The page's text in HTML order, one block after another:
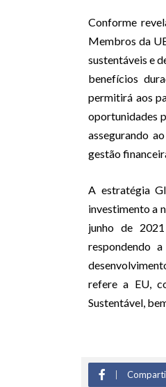
Conforme
Membros da
sustentáveis e
benefícios
permitirá aos
oportunidades
assegurando
gestão
A estratégia
investimento a
junho de
respondendo
refere a EU,
Sustentável,